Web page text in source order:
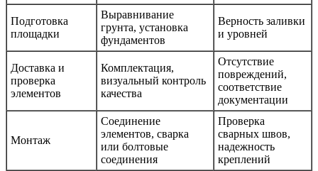
Подготовка
площадки
Выравнивание
грунта, установка
фундаментов
Верность заливки
и уровней
Доставка и
проверка
элементов
Комплектация,
визуальный контроль
качества
Отсутствие
повреждений,
соответствие
документации
Монтаж
Соединение
элементов, сварка
или болтовые
соединения
Проверка
сварных швов,
надежность
креплений